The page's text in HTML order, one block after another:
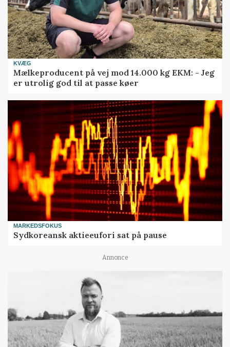
KVÆG
Mælkeproducent på vej mod 14.000 kg EKM: - Jeg
er utrolig god til at passe køer
MARKEDSFOKUS
Sydkoreansk aktieeufori sat på pause
Annonce